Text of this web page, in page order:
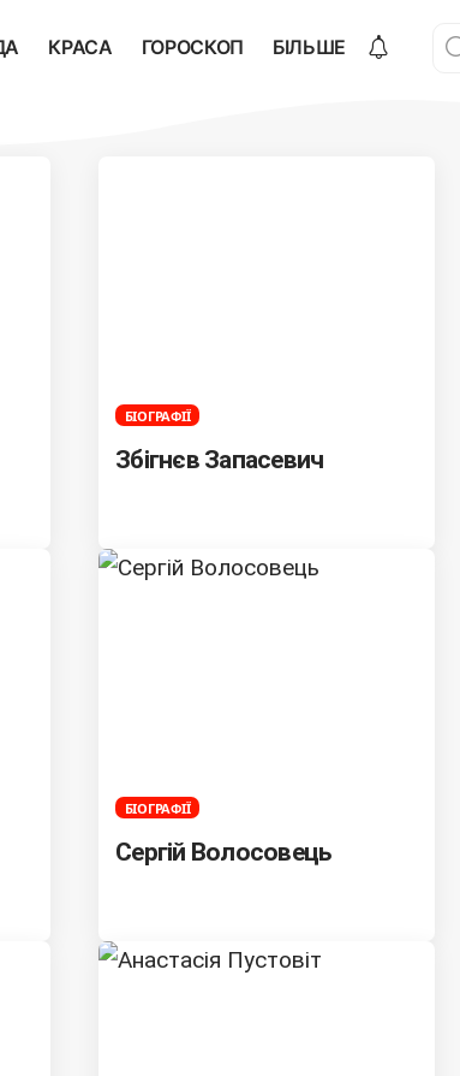
КРАСА ГОРОСКОП БІЛЬШЕ
БІОГРАФІЇ
Збігнєв Запасевич
БІОГРАФІЇ
Сергій Волосовець